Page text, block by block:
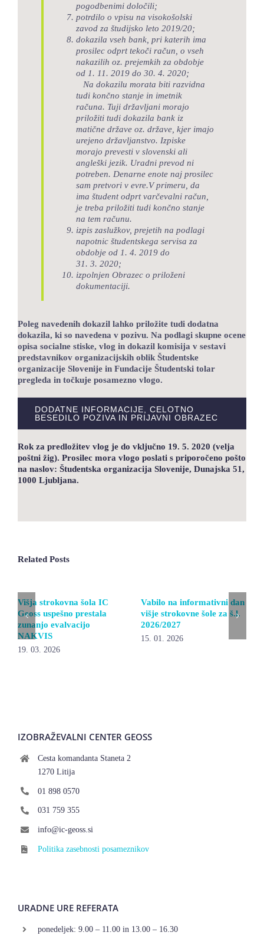
pogodbenimi določili;
potrdilo o vpisu na visokošolski
zavod za študijsko leto 2019/20;
dokazila vseh bank, pri katerih ima
prosilec odprt tekoči račun, o vseh
nakazilih oz. prejemkih za obdobje
od 1. 11. 2019 do 30. 4. 2020;
Na dokazilu morata biti razvidna
tudi končno stanje in imetnik
računa. Tuji državljani morajo
priložiti tudi dokazila bank iz
matične države oz. države, kjer imajo
urejeno državljanstvo. Izpiske
morajo prevesti v slovenski ali
angleški jezik. Uradni prevod ni
potreben. Denarne enote naj prosilec
sam pretvori v evre.V primeru, da
ima študent odprt varčevalni račun,
je treba priložiti tudi končno stanje
na tem računu.
izpis zaslužkov, prejetih na podlagi
napotnic študentskega servisa za
obdobje od 1. 4. 2019 do
31. 3. 2020;
izpolnjen Obrazec o priloženi
dokumentaciji.
Poleg navedenih dokazil lahko priložite tudi dodatna
dokazila, ki so navedena v pozivu. Na podlagi skupne ocene
opisa socialne stiske, vlog in dokazil komisija v sestavi
predstavnikov organizacijskih oblik Študentske
organizacije Slovenije in Fundacije Študentski tolar
pregleda in točkuje posamezno vlogo.
DODATNE INFORMACIJE, CELOTNO
BESEDILO POZIVA IN PRIJAVNI OBRAZEC
Rok za predložitev vlog je do vključno 19. 5. 2020 (velja
poštni žig). Prosilec mora vlogo poslati s priporočeno pošto
na naslov: Študentska organizacija Slovenije, Dunajska 51,
1000 Ljubljana.
Related Posts
Višja strokovna šola IC
Geoss uspešno prestala
zunanjo evalvacijo
NAKVIS
19. 03. 2026
Vabilo na informativni dan
višje strokovne šole za š.l.
2026/2027
15. 01. 2026
IZOBRAŽEVALNI CENTER GEOSS
Cesta komandanta Staneta 2
1270 Litija
01 898 0570
031 759 355
info@ic-geoss.si
Politika zasebnosti posameznikov
URADNE URE REFERATA
ponedeljek: 9.00 – 11.00 in 13.00 – 16.30